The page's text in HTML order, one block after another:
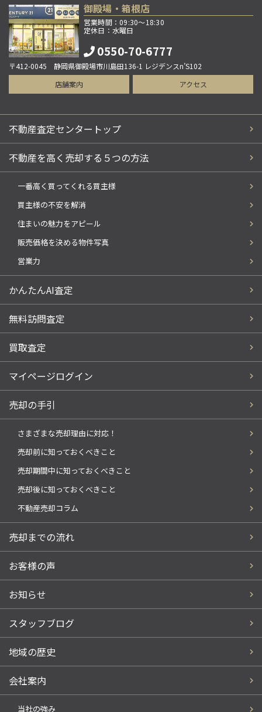
御殿場・箱根店
営業時間：09:30～18:30
定休日：水曜日
0550-70-6777
〒412-0045 静岡県御殿場市川島田136-1 レジデンスn’S102
店舗案内
アクセス
不動産査定センタートップ
不動産を高く売却する５つの方法
一番高く買ってくれる買主様
買主様の不安を解消
住まいの魅力をアピール
販売価格を決める物件写真
営業力
かんたんAI査定
無料訪問査定
買取査定
マイページログイン
売却の手引
さまざまな売却理由に対応！
売却前に知っておくべきこと
売却期間中に知っておくべきこと
売却後に知っておくべきこと
不動産売却コラム
売却までの流れ
お客様の声
お知らせ
スタッフブログ
地域の歴史
会社案内
当社の強み